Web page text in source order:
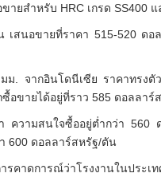
ายสำหรับ HRC เกรด SS400
เสนอขายที่ราคา 515-520 ด
. จากอินโดนีเซีย ราคาทรง
อขายได้อยู่ที่ราว 585 ดอลลาร์
ความสนใจซื้ออยู่ต่ำกว่า
600 ดอลลาร์สหรัฐ/ตัน
ารคาดการณ์ว่าโรงงานในปร